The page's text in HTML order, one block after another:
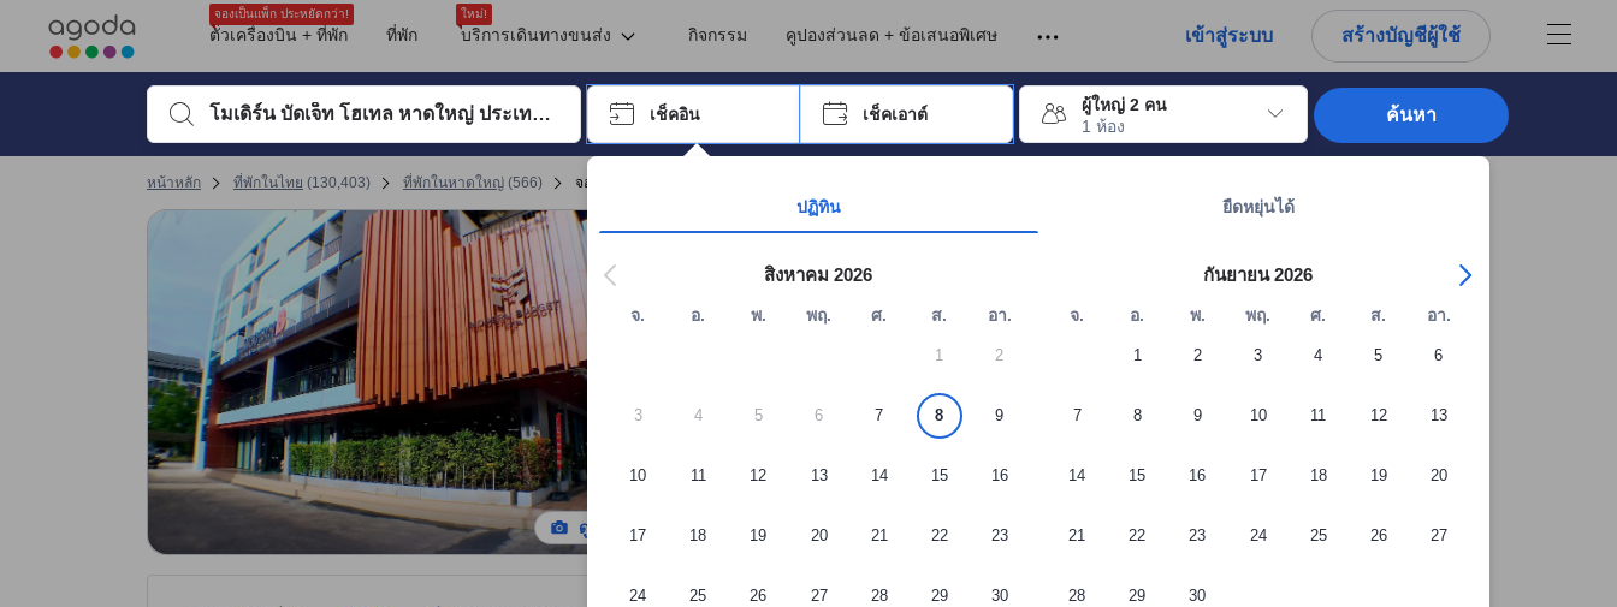
จองเป็นแพ็ก ประหยัดกว่า!
ตั๋วเครื่องบิน + ที่พัก ที่พัก
ใหม่!
บริการเดินทางขนส่ง กิจกรรม คูปองส่วนลด + ข้อเสนอพิเศษ เข้าสู่ระบบ สร้างบัญชีผู้ใช้
พิมพ์ชื่อที่พักหรือคำที่ต้องการค้นหา จากนั้นใช้ปุ่มลูกศรหรือปุ่ม Tab เพื่อเลื่อนหาคำที่ต้องการ แล้วกดปุ่ม Enter เพื่อเลือก
เช็คอิน เช็คเอาต์
ผู้ใหญ่ 2 คน
1 ห้อง
กด Enter เพื่อเลือกวันที่ ใช้ปุ่มลูกศรเพื่อเลือกวันเช็คอินและเช็คเอาต์ เมื่อไปถึงวันเช็คอินที่ต้องการ ให้กดปุ่ม Enter เพื่อเลือกวันเช็คอินดังกล่าว ทำซ้ำขั้นตอ
ปฏิทิน ยืดหยุ่นได้
สิงหาคม 2026
จ. อ. พ. พฤ. ศ. ส. อา.
1 2
3 4 5 6 7 8 9
10 11 12 13 14 15 16
17 18 19 20 21 22 23
24 25 26 27 28 29 30
กันยายน 2026
จ. อ. พ. พฤ. ศ. ส. อา.
1 2 3 4 5 6
7 8 9 10 11 12 13
14 15 16 17 18 19 20
21 22 23 24 25 26 27
28 29 30
ค้นหา
หน้าหลัก ที่พักในไทย (130,403) ที่พักในหาดใหญ่ (566) จอง โมเดิร์น บัดเจ็ท โฮเทล หาดใหญ่ ประเทศไทย
ดูรูปทั้งหมด
รีวิวทั้งหมดของอโกด้ามาจากผู้เข้าพักจริง ซึ่งเขียนหลังจากการเดินทางไปเข้าพัก ดังนั้น คะแนนรีวิวและความคิดเห็นที่แสดงบนอโกด้า จึงมาจากประสบการณ์ตรงของผู้เข้าพักอย่างแท้จริง
คะแนนรีวิวที่ได้รับล่าสุด
คะแนนรีวิว 10 ครั้งล่าสุดของที่พัก
8.0 10 10 10 8.0 8.4
ความสะอาด 8.3 เต็ม 10 คะแนน ถือว่าได้คะแนนสูงในหาดใหญ่
สิ่งอำนวยความสะดวก 8 เต็ม 10 คะแนน ถือว่าได้คะแนนสูงในหาดใหญ่
ทำเลที่ตั้ง 8.5 เต็ม 10 คะแนน ถือว่าได้คะแนนสูงในหาดใหญ่
การให้บริการของพนักงาน 8.8 เต็ม 10 คะแนน ถือว่าได้คะแนนสูงในหาดใหญ่
คุ้มค่ากับเงินที่จ่าย 8.7 เต็ม 10 คะแนน ถือว่าได้คะแนนสูงในหาดใหญ่
Mentioned in 37 reviews
Mentioned in 37 reviews
Mentioned in 27 reviews
Mentioned in 27 reviews
ความสะดวกสบายของห้องพัก
Mentioned in 19 reviews
Mentioned in 18 reviews
Mentioned in 16 reviews
Mentioned in 15 reviews
Mentioned in 14 reviews